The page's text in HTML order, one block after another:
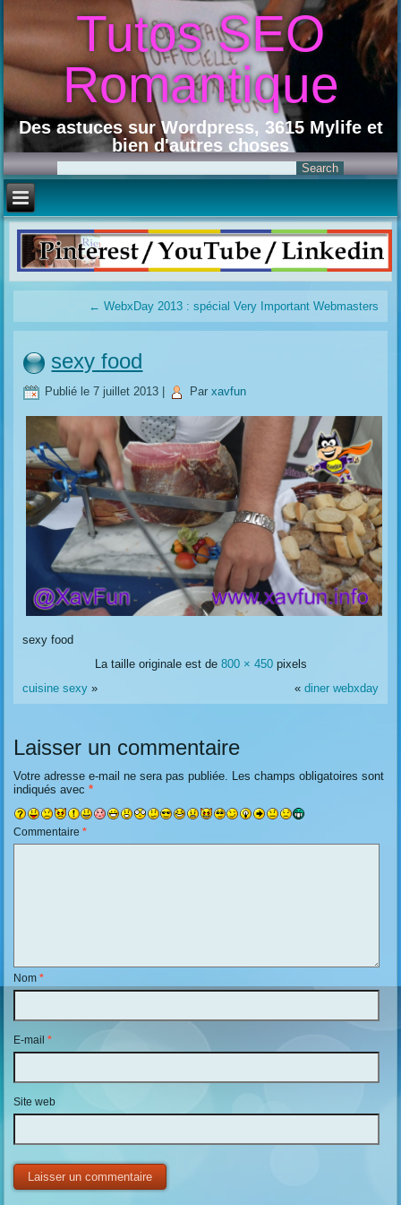
Tutos SEO
Romantique
Des astuces sur Wordpress, 3615 Mylife et
bien d'autres choses
← WebxDay 2013 : spécial Very Important Webmasters
sexy food
Publié le 7 juillet 2013 Par xavfun
sexy food
La taille originale est de 800 × 450pixels
cuisine sexy » « diner webxday
Laisser un commentaire
Votre adresse e-mail ne sera pas publiée.
Les champs obligatoires sont
indiqués avec*
Commentaire*
Nom*
E-mail*
Site web